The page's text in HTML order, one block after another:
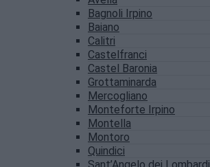
Bagnoli Irpino
Baiano
Calitri
Castelfranci
Castel Baronia
Grottaminarda
Mercogliano
Monteforte Irpino
Montella
Montoro
Quindici